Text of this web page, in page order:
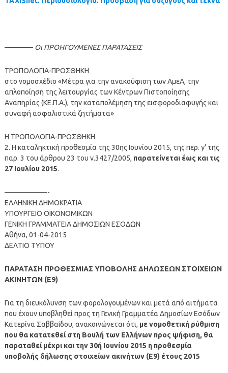
———— Οι ΠΡΟΗΓΟΥΜΕΝΕΣ ΠΑΡΑΤΑΣΕΙΣ
ΤΡΟΠΟΛΟΓΙΑ-ΠΡΟΣΘΗΚΗ
στο νομοσχέδιο «Μέτρα για την ανακούφιση των ΑμεΑ, την
απλοποίηση της λειτουργίας των Κέντρων Πιστοποίησης
Αναπηρίας (ΚΕ.Π.Α.), την καταπολέμηση της εισφοροδιαφυγής και
συναφή ασφαλιστικά ζητήματα»
Η ΤΡΟΠΟΛΟΓΙΑ-ΠΡΟΣΘΗΚΗ
2. Η καταληκτική προθεσμία της 30ης Ιουνίου 2015, της περ. γ’ της
παρ. 3 του άρθρου 23 του ν.3427/2005, παρατείνεται έως και τις
27 Ιουλίου 2015.
——————-
ΕΛΛΗΝΙΚΗ ΔΗΜΟΚΡΑΤΙΑ
ΥΠΟΥΡΓΕΙΟ ΟΙΚΟΝΟΜΙΚΩΝ
ΓΕΝΙΚΗ ΓΡΑΜΜΑΤΕΙΑ ΔΗΜΟΣΙΩΝ ΕΣΟΔΩΝ
Αθήνα, 01-04-2015
ΔΕΛΤΙΟ ΤΥΠΟΥ
ΠΑΡΑΤΑΣΗ ΠΡΟΘΕΣΜΙΑΣ ΥΠΟΒΟΛΗΣ ΔΗΛΩΣΕΩΝ ΣΤΟΙΧΕΙΩΝ
ΑΚΙΝΗΤΩΝ (Ε9)
Για τη διευκόλυνση των φορολογουμένων και μετά από αιτήματα
που έχουν υποβληθεί προς τη Γενική Γραμματέα Δημοσίων Εσόδων
Κατερίνα Σαββαΐδου, ανακοινώνεται ότι, με νομοθετική ρύθμιση
που θα κατατεθεί στη Βουλή των Ελλήνων προς ψήφιση, θα
παραταθεί μέχρι και την 30ή Ιουνίου 2015 η προθεσμία
υποβολής δήλωσης στοιχείων ακινήτων (Ε9) έτους 2015